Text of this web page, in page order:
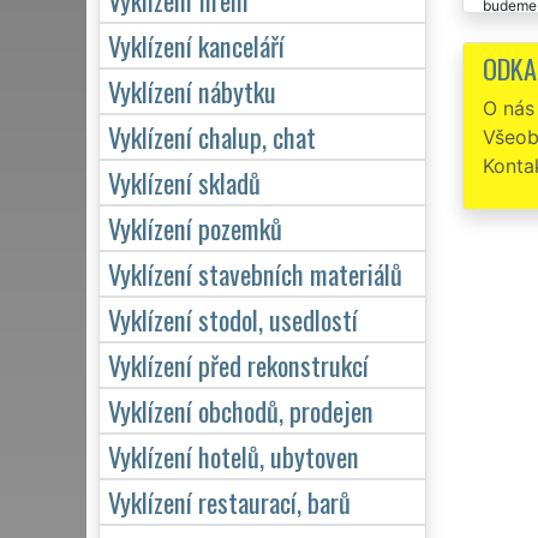
prací i
O nás
Vyklízení kanceláří
Vyklízení nábytku
Vyklízení chalup, chat
Vyklízení skladů
Vyklízení pozemků
Vyklízení stavebních materiálů
Vyklízení stodol, usedlostí
Vyklízení před rekonstrukcí
Vyklízení obchodů, prodejen
Vyklízení hotelů, ubytoven
Vyklízení restaurací, barů